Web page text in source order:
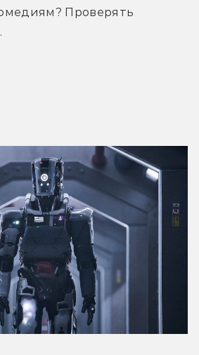
Проверять